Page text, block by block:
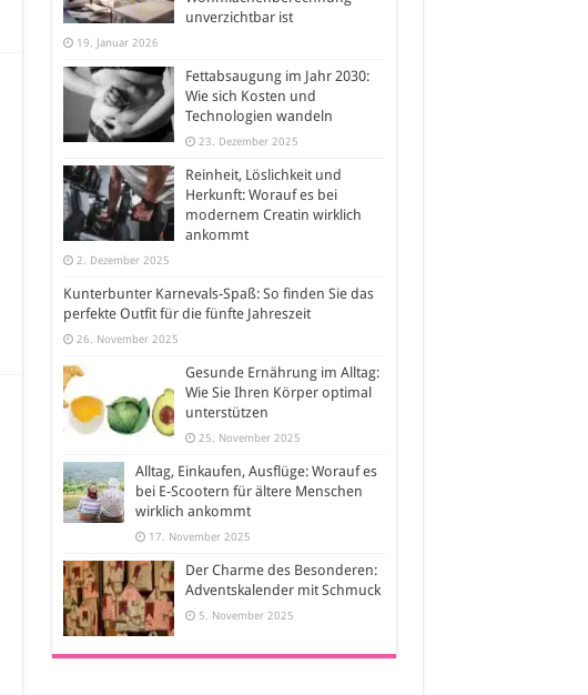
unverzichtbar ist
19. Januar 2026
Fettabsaugung im Jahr 2030:
Wie sich Kosten und
Technologien wandeln
23. Dezember 2025
Reinheit, Löslichkeit und
Herkunft: Worauf es bei
modernem Creatin wirklich
ankommt
2. Dezember 2025
Kunterbunter Karnevals-Spaß: So finden Sie das
perfekte Outfit für die fünfte Jahreszeit
26. November 2025
Gesunde Ernährung im Alltag:
Wie Sie Ihren Körper optimal
unterstützen
25. November 2025
Alltag, Einkaufen, Ausflüge: Worauf es
bei E-Scootern für ältere Menschen
wirklich ankommt
17. November 2025
Der Charme des Besonderen:
Adventskalender mit Schmuck
5. November 2025